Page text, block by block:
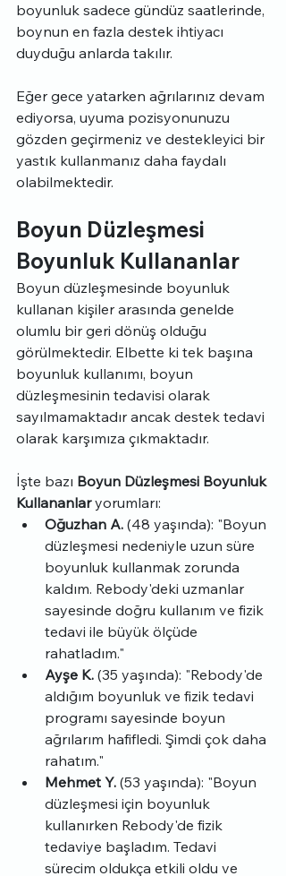
boyunluk sadece gündüz saatlerinde,
boynun en fazla destek ihtiyacı
duyduğu anlarda takılır.
Eğer gece yatarken ağrılarınız devam
ediyorsa, uyuma pozisyonunuzu
gözden geçirmeniz ve destekleyici bir
yastık kullanmanız daha faydalı
olabilmektedir.
Boyun Düzleşmesi
Boyunluk Kullananlar
Boyun düzleşmesinde boyunluk
kullanan kişiler arasında genelde
olumlu bir geri dönüş olduğu
görülmektedir. Elbette ki tek başına
boyunluk kullanımı, boyun
düzleşmesinin tedavisi olarak
sayılmamaktadır ancak destek tedavi
olarak karşımıza çıkmaktadır.
İşte bazı Boyun Düzleşmesi Boyunluk
Kullananlar yorumları:
Oğuzhan A. (48 yaşında): "Boyun
düzleşmesi nedeniyle uzun süre
boyunluk kullanmak zorunda
kaldım. Rebody'deki uzmanlar
sayesinde doğru kullanım ve fizik
tedavi ile büyük ölçüde
rahatladım."
Ayşe K. (35 yaşında): "Rebody'de
aldığım boyunluk ve fizik tedavi
programı sayesinde boyun
ağrılarım hafifledi. Şimdi çok daha
rahatım."
Mehmet Y. (53 yaşında): "Boyun
düzleşmesi için boyunluk
kullanırken Rebody'de fizik
tedaviye başladım. Tedavi
sürecim oldukça etkili oldu ve